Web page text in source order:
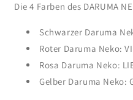
Die 4 Farben des DARUMA
Schwarzer Daruma
Roter Daruma Neko:
Rosa Daruma Neko:
Gelber Daruma Neko: